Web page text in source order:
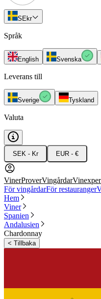
SEkr
Språk
English Svenska
Leverans till
Sverige Tyskland
Valuta
SEK - Kr EUR - €
VinerProverVingårdar
För vingårdarFör restauranger
Hem
Viner
Spanien
Andalusien
Chardonnay
< Tillbaka